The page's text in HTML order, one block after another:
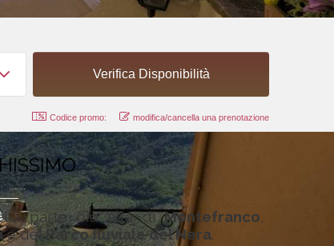
Codice promo: modifica/cancella una prenotazione
parte più alta diMontefranco,
e delParco fluviale del Nera.